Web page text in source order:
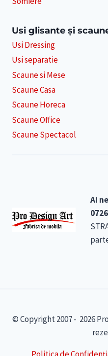
Usi glisante și
Usi Dressing
Usi separatie
Scaune si Mese
Scaune Casa
Scaune Horeca
Scaune Office
Scaune Spectacol
Ai
© Copyright 2007 - 2026